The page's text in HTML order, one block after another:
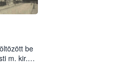
be
m. kir.
utca
új